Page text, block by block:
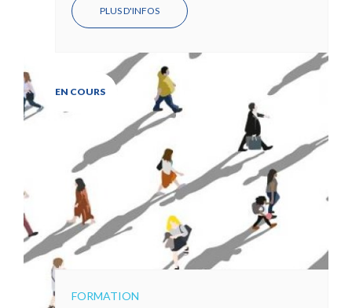
PLUS D'INFOS
EN COURS
FORMATION